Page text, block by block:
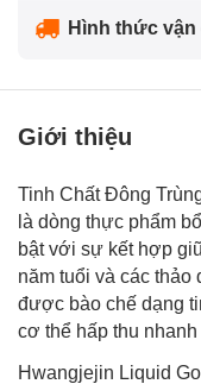
Hình thức vận
Giới thiệu
Tinh Chất Đông
là dòng thực phẩm
bật với sự kết hợp
năm tuổi và các
được bào chế dạng
cơ thể hấp thu
Hwangjejin Liquid